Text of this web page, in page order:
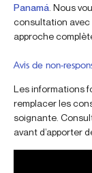
Panamá . Nous
consultation avec
approche
Avis de non-
Les informations
remplacer les
soignante.
avant d’apporter